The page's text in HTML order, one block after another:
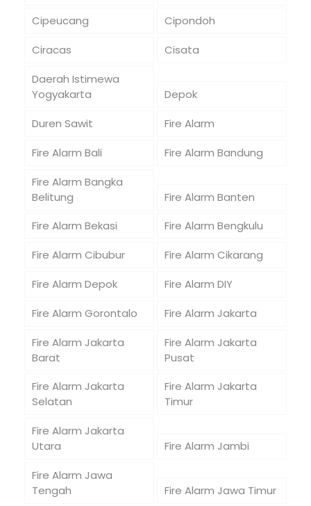
Cipeucang
Cipondoh
Ciracas
Cisata
Daerah Istimewa
Yogyakarta
Depok
Duren Sawit
Fire Alarm
Fire Alarm Bali
Fire Alarm Bandung
Fire Alarm Bangka
Belitung
Fire Alarm Banten
Fire Alarm Bekasi
Fire Alarm Bengkulu
Fire Alarm Cibubur
Fire Alarm Cikarang
Fire Alarm Depok
Fire Alarm DIY
Fire Alarm Gorontalo
Fire Alarm Jakarta
Fire Alarm Jakarta
Barat
Fire Alarm Jakarta
Pusat
Fire Alarm Jakarta
Selatan
Fire Alarm Jakarta
Timur
Fire Alarm Jakarta
Utara
Fire Alarm Jambi
Fire Alarm Jawa
Tengah
Fire Alarm Jawa Timur